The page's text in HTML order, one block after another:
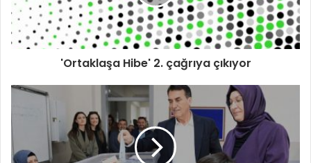
'Ortaklaşa Hibe' 2. çağrıya çıkıyor